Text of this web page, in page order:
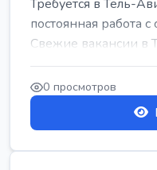
Требуется в Тель-
постоянная работа
Свежие вакансии в
женщин от хозя...
0 просмотров